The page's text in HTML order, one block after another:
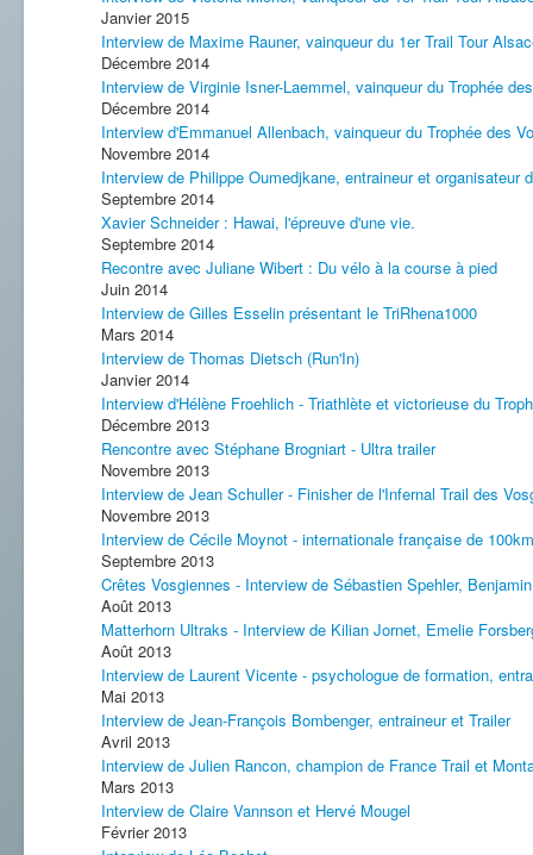
Janvier 2015
Interview de Maxime Rauner, vainqueur du 1er Trail Tour
Décembre 2014
Interview de Virginie Isner-Laemmel, vainqueur du Trophée
Décembre 2014
Interview d'Emmanuel Allenbach, vainqueur du Trophée des
Novembre 2014
Interview de Philippe Oumedjkane, entraineur et organisateur
Septembre 2014
Xavier Schneider : Hawai, l'épreuve d'une vie.
Septembre 2014
Recontre avec Juliane Wibert : Du vélo à la course à pied
Juin 2014
Interview de Gilles Esselin présentant le TriRhena1000
Mars 2014
Interview de Thomas Dietsch (Run'In)
Janvier 2014
Interview d'Hélène Froehlich - Triathlète et victorieuse du
Décembre 2013
Rencontre avec Stéphane Brogniart - Ultra trailer
Novembre 2013
Interview de Jean Schuller - Finisher de l'Infernal Trail des
Novembre 2013
Interview de Cécile Moynot - internationale française de 100km
Septembre 2013
Crêtes Vosgiennes - Interview de Sébastien Spehler,
Août 2013
Matterhorn Ultraks - Interview de Kilian Jornet, Emelie
Août 2013
Interview de Laurent Vicente - psychologue de formation,
Mai 2013
Interview de Jean-François Bombenger, entraineur et Trailer
Avril 2013
Interview de Julien Rancon, champion de France Trail et
Mars 2013
Interview de Claire Vannson et Hervé Mougel
Février 2013